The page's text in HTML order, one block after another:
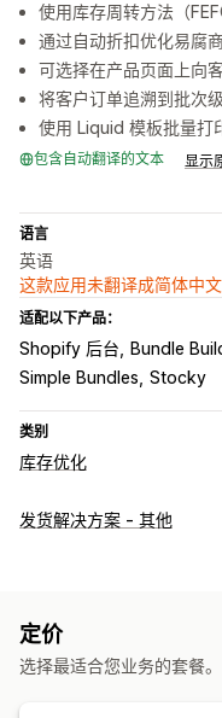
使用库存周转方法（
通过自动折扣优化易腐
可选择在产品页面上向
将客户订单追溯到批次
使用 Liquid 模板批量打
包含自动翻译的文本 显示
语言
英语
这款应用未翻译成简体中文
适配以下产品：
Shopify 后台 Bundle
Simple Bundles Stocky
类别
库存优化
库存管理
订单管理
发货解决方案 - 其他
定价
选择最适合您业务的套餐。